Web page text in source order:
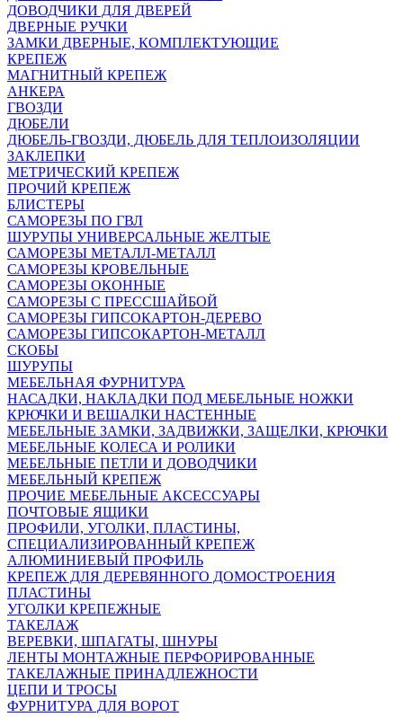
ДОВОДЧИКИ ДЛЯ ДВЕРЕЙ
ДВЕРНЫЕ РУЧКИ
ЗАМКИ ДВЕРНЫЕ, КОМПЛЕКТУЮЩИЕ
КРЕПЕЖ
МАГНИТНЫЙ КРЕПЕЖ
АНКЕРА
ГВОЗДИ
ДЮБЕЛИ
ДЮБЕЛЬ-ГВОЗДИ, ДЮБЕЛЬ ДЛЯ ТЕПЛОИЗОЛЯЦИИ
ЗАКЛЕПКИ
МЕТРИЧЕСКИЙ КРЕПЕЖ
ПРОЧИЙ КРЕПЕЖ
БЛИСТЕРЫ
САМОРЕЗЫ ПО ГВЛ
ШУРУПЫ УНИВЕРСАЛЬНЫЕ ЖЕЛТЫЕ
САМОРЕЗЫ МЕТАЛЛ-МЕТАЛЛ
САМОРЕЗЫ КРОВЕЛЬНЫЕ
САМОРЕЗЫ ОКОННЫЕ
САМОРЕЗЫ С ПРЕССШАЙБОЙ
САМОРЕЗЫ ГИПСОКАРТОН-ДЕРЕВО
САМОРЕЗЫ ГИПСОКАРТОН-МЕТАЛЛ
СКОБЫ
ШУРУПЫ
МЕБЕЛЬНАЯ ФУРНИТУРА
НАСАДКИ, НАКЛАДКИ ПОД МЕБЕЛЬНЫЕ НОЖКИ
КРЮЧКИ И ВЕШАЛКИ НАСТЕННЫЕ
МЕБЕЛЬНЫЕ ЗАМКИ, ЗАДВИЖКИ, ЗАЩЕЛКИ, КРЮЧКИ
МЕБЕЛЬНЫЕ КОЛЕСА И РОЛИКИ
МЕБЕЛЬНЫЕ ПЕТЛИ И ДОВОДЧИКИ
МЕБЕЛЬНЫЙ КРЕПЕЖ
ПРОЧИЕ МЕБЕЛЬНЫЕ АКСЕССУАРЫ
ПОЧТОВЫЕ ЯЩИКИ
ПРОФИЛИ, УГОЛКИ, ПЛАСТИНЫ,
СПЕЦИАЛИЗИРОВАННЫЙ КРЕПЕЖ
АЛЮМИНИЕВЫЙ ПРОФИЛЬ
КРЕПЕЖ ДЛЯ ДЕРЕВЯННОГО ДОМОСТРОЕНИЯ
ПЛАСТИНЫ
УГОЛКИ КРЕПЕЖНЫЕ
ТАКЕЛАЖ
ВЕРЕВКИ, ШПАГАТЫ, ШНУРЫ
ЛЕНТЫ МОНТАЖНЫЕ ПЕРФОРИРОВАННЫЕ
ТАКЕЛАЖНЫЕ ПРИНАДЛЕЖНОСТИ
ЦЕПИ И ТРОСЫ
ФУРНИТУРА ДЛЯ ВОРОТ